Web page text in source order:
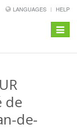
LANGUAGES HELP
Toggle
de
de-